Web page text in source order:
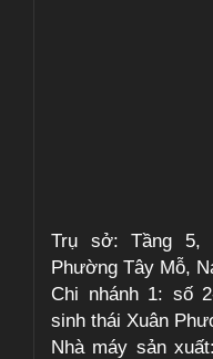
Trụ sở: Tầng 5,
Phường Tây Mỗ,
Chi nhánh 1: số
sinh thái Xuân
Nhà máy sản